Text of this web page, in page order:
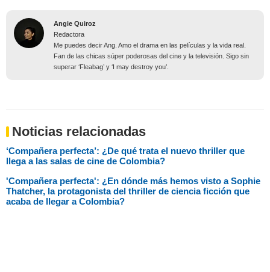
Angie Quiroz
Redactora
Me puedes decir Ang. Amo el drama en las películas y la vida real.
Fan de las chicas súper poderosas del cine y la televisión. Sigo sin
superar ‘Fleabag’ y ‘I may destroy you’.
Noticias relacionadas
‘Compañera perfecta’: ¿De qué trata el nuevo thriller que
llega a las salas de cine de Colombia?
'Compañera perfecta': ¿En dónde más hemos visto a Sophie
Thatcher, la protagonista del thriller de ciencia ficción que
acaba de llegar a Colombia?